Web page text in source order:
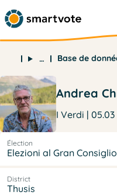
… Base de
Andrea
I Verdi | 05.03
Élection
Elezioni al Gran Consiglio
District
Thusis